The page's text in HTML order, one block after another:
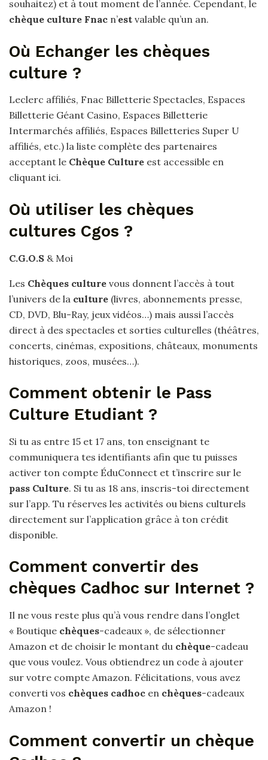
souhaitez) et à tout moment de l’année. Cependant, le
chèque culture Fnac n’est valable qu’un an.
Où Echanger les chèques
culture ?
Leclerc affiliés, Fnac Billetterie Spectacles, Espaces
Billetterie Géant Casino, Espaces Billetterie
Intermarchés affiliés, Espaces Billetteries Super U
affiliés, etc.) la liste complète des partenaires
acceptant le Chèque Culture est accessible en
cliquant ici.
Où utiliser les chèques
cultures Cgos ?
C.G.O.S & Moi
Les Chèques culture vous donnent l’accès à tout
l’univers de la culture (livres, abonnements presse,
CD, DVD, Blu-Ray, jeux vidéos…) mais aussi l’accès
direct à des spectacles et sorties culturelles (théâtres,
concerts, cinémas, expositions, châteaux, monuments
historiques, zoos, musées…).
Comment obtenir le Pass
Culture Etudiant ?
Si tu as entre 15 et 17 ans, ton enseignant te
communiquera tes identifiants afin que tu puisses
activer ton compte ÉduConnect et t’inscrire sur le
pass Culture. Si tu as 18 ans, inscris-toi directement
sur l’app. Tu réserves les activités ou biens culturels
directement sur l’application grâce à ton crédit
disponible.
Comment convertir des
chèques Cadhoc sur Internet ?
Il ne vous reste plus qu’à vous rendre dans l’onglet
« Boutique chèques-cadeaux », de sélectionner
Amazon et de choisir le montant du chèque-cadeau
que vous voulez. Vous obtiendrez un code à ajouter
sur votre compte Amazon. Félicitations, vous avez
converti vos chèques cadhoc en chèques-cadeaux
Amazon !
Comment convertir un chèque